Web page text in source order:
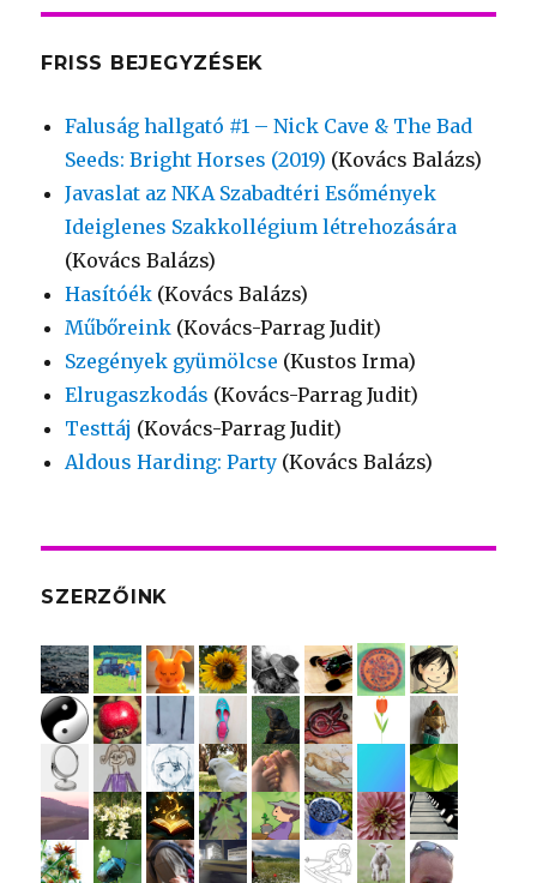
FRISS BEJEGYZÉSEK
Faluság hallgató #1 – Nick Cave & The Bad
Seeds: Bright Horses (2019) (Kovács Balázs)
Javaslat az NKA Szabadtéri Esőmények
Ideiglenes Szakkollégium létrehozására
(Kovács Balázs)
Hasítóék (Kovács Balázs)
Műbőreink (Kovács-Parrag Judit)
Szegények gyümölcse (Kustos Irma)
Elrugaszkodás (Kovács-Parrag Judit)
Testtáj (Kovács-Parrag Judit)
Aldous Harding: Party (Kovács Balázs)
SZERZŐINK